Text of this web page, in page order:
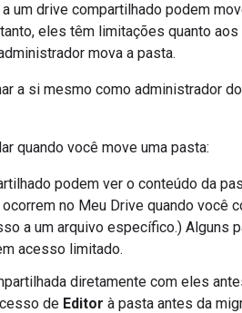
a um drive compartilhado podem
eles têm limitações quanto
mova a pasta.
a si mesmo como administrador
quando você move uma pasta:
podem ver o conteúdo da
no Meu Drive quando você
a um arquivo específico.) Alguns
acesso limitado.
diretamente com eles
de Editor à pasta antes da